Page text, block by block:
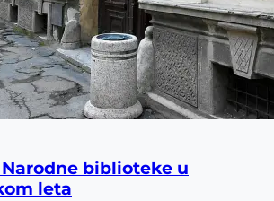
biblioteke u
leta